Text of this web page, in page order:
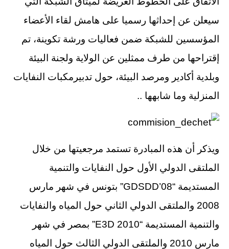
سيعلن عن إحداثها رسميا على هامش لقاء الأعضاء
المؤسسين للشبكة ضمن فعاليات ورشة تكوينة، تم
إقتراحها من طرف ممثلين عن الولاية ولجنة البيئة
وبلدية أكادير ومرصد البيئة، حول تدبيرمكبات النفايات
المنزلية وما شابهها ..
ويذكر أن هذه المبادرة تستمد مرجعيتها من خلال
الملتقى الدولي الأول حول النفايات والتنمية
المستديمة “GDSDD’08” بتونس في شهر مارس
2008 والملتقى الدولي الثاني حول المياه والنفايات
والتنمية المستديمة “E3D 2010” بمصر في شهر
مارس 2010 والملتقى الدولي الثالث حول المياه